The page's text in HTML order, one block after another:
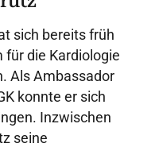
sich bereits früh
für die Kardiologie
Als Ambassador
konnte er sich
Inzwischen
seine